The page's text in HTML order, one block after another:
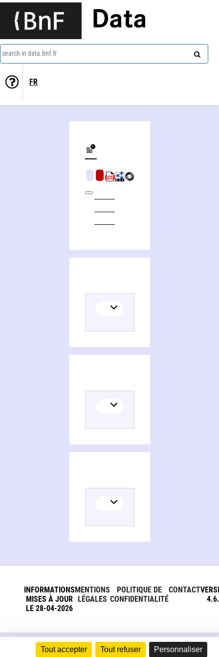
Tout accepter Tout refuser Personnaliser
Data
search in data.bnf.fr
FR
INFORMATIONS
MISES À JOUR
LE 28-04-2026
MENTIONS
LÉGALES
POLITIQUE DE
CONFIDENTIALITÉ
CONTACT